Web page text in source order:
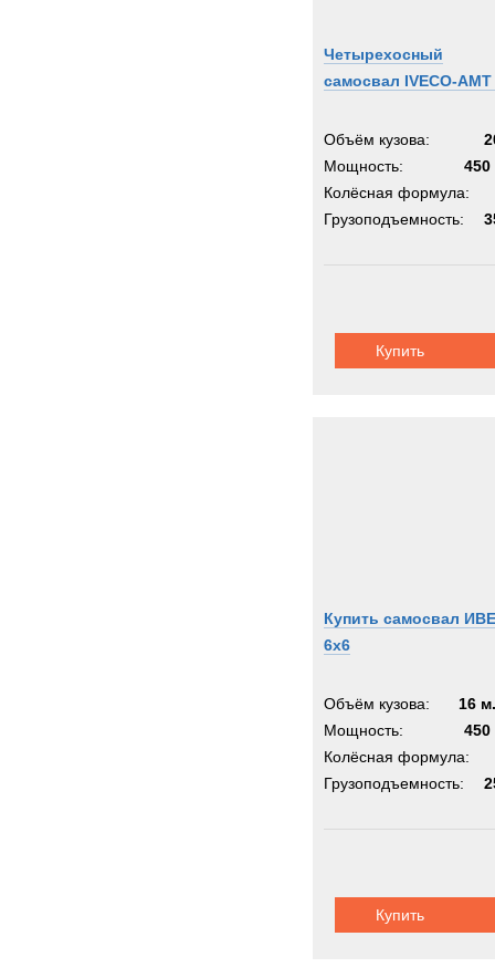
Четырехосный
самосвал IVECO-AMT
Объём кузова:
Мощность:
450
Колёсная формула:
Грузоподъемность:
Купить
Купить самосвал
6х6
Объём кузова:
16
Мощность:
450
Колёсная формула:
Грузоподъемность:
Купить